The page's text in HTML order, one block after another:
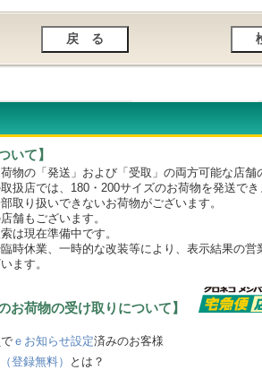
いて】
物の「発送」および「受取」の両方可能な店舗
店では、180・200サイズのお荷物を発送でき
り扱いできないお荷物がございます。
もございます。
現在準備中です。
時休業、一時的な改装等により、表示結果の営
ます。
お荷物の受け取りについて】
ｅお知らせ設定済みのお客様
登録無料）
とは？